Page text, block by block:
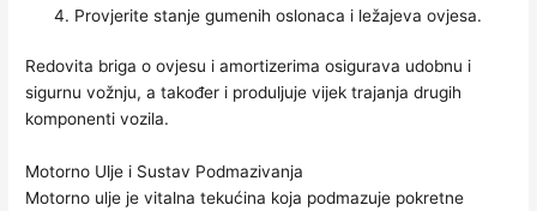
Provjerite stanje gumenih oslonaca i ležajeva ovjesa.
Redovita briga o ovjesu i amortizerima osigurava udobnu i
sigurnu vožnju, a također i produljuje vijek trajanja drugih
komponenti vozila.
Motorno Ulje i Sustav Podmazivanja
Motorno ulje je vitalna tekućina koja podmazuje pokretne